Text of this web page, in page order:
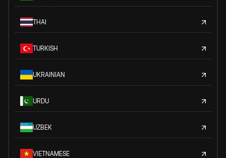
THAI
TURKISH
UKRAINIAN
URDU
UZBEK
VIETNAMESE